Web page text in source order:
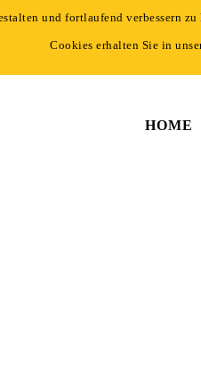
event.de
HOME
und fortlaufend verbessern
Cookies erhalten Sie in